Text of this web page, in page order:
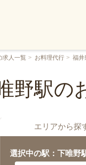
求人一覧 お料理代行 福井
野駅の
エリアから探
選択中の駅：下唯野